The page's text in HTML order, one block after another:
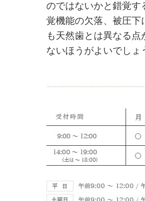
のではないかと錯覚す
覚機能の欠落、被圧下
も天然歯とは異なる
ないほうがよいでしょ